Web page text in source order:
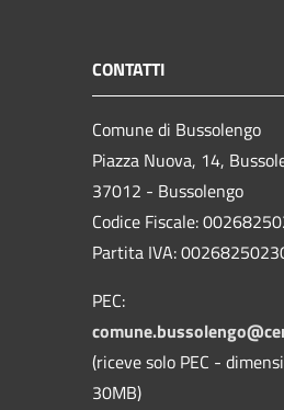
CONTATTI
Comune di Bussolengo
Piazza Nuova, 14,
37012 - Bussolengo
Codice Fiscale:
Partita IVA:
PEC:
(riceve solo PEC -
30MB)